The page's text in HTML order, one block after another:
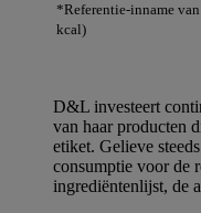
*Referentie-inname
kcal)
D&L investeert
van haar producten
etiket. Gelieve
consumptie voor de
ingrediëntenlijst, de